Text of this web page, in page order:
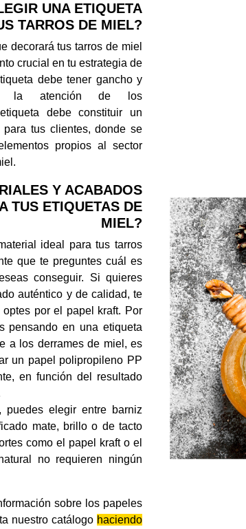
UNA ETIQUETA
TARROS DE MIEL?
decorará tus tarros de miel
crucial en tu estrategia de
debe tener gancho y
la atención de los
debe constituir un
para tus clientes, donde se
propios al sector
Y ACABADOS
TUS ETIQUETAS DE
MIEL?
ideal para tus tarros
que te preguntes cuál es
conseguir. Si quieres
auténtico y de calidad, te
optes por el papel kraft. Por
pensando en una etiqueta
a los derrames de miel, es
un papel polipropileno PP
en función del resultado
puedes elegir entre barniz
mate, brillo o de tacto
como el papel kraft o el
no requieren ningún
sobre los papeles
nuestro catálogo haciendo